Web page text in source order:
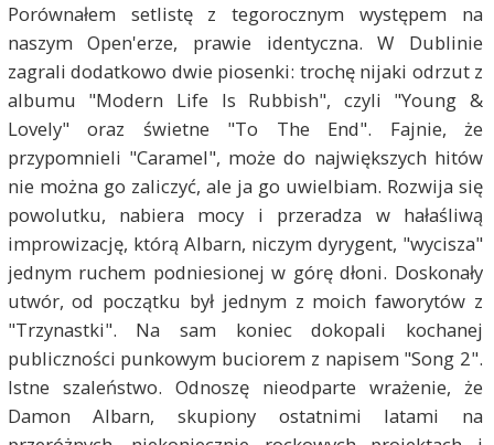
Porównałem setlistę z tegorocznym występem na
naszym Open'erze, prawie identyczna. W Dublinie
zagrali dodatkowo dwie piosenki: trochę nijaki odrzut z
albumu "Modern Life Is Rubbish", czyli "Young &
Lovely" oraz świetne "To The End". Fajnie, że
przypomnieli "Caramel", może do największych hitów
nie można go zaliczyć, ale ja go uwielbiam. Rozwija się
powolutku, nabiera mocy i przeradza w hałaśliwą
improwizację, którą Albarn, niczym dyrygent, "wycisza"
jednym ruchem podniesionej w górę dłoni. Doskonały
utwór, od początku był jednym z moich faworytów z
"Trzynastki". Na sam koniec dokopali kochanej
publiczności punkowym buciorem z napisem "Song 2".
Istne szaleństwo. Odnoszę nieodparte wrażenie, że
Damon Albarn, skupiony ostatnimi latami na